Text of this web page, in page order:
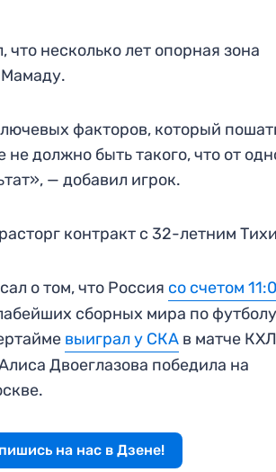
несколько лет опорная зона
факторов, который
не должно быть такого, что от
— добавил игрок.
контракт с 32-летним
о том, что Россия со счетом
сборных мира по
выиграл у СКА в матче
Двоеглазова победила на
на нас в Дзене!